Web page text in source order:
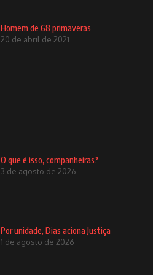
Homem de 68 primaveras
20 de abril de 2021
O que é isso, companheiras?
3 de agosto de 2026
Por unidade, Dias aciona Justiça
1 de agosto de 2026